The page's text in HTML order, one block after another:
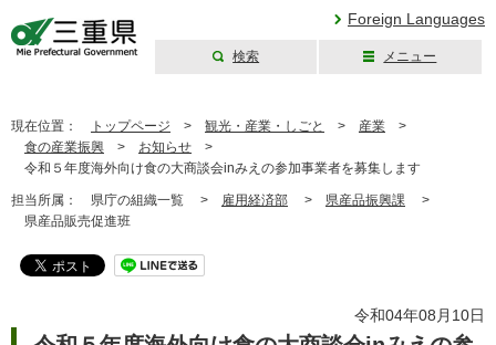
Foreign Languages
検索 メニュー
現在位置： トップページ > 観光・産業・しごと > 産業 >
食の産業振興 > お知らせ >
令和５年度海外向け食の大商談会inみえの参加事業者を募集します
担当所属： 県庁の組織一覧 > 雇用経済部 > 県産品振興課 >
県産品販売促進班
令和04年08月10日